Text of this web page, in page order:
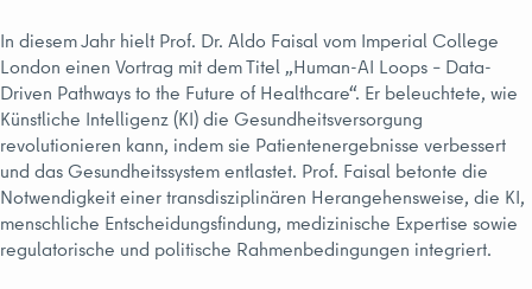
In diesem Jahr hielt Prof. Dr. Aldo Faisal vom Imperial College
London einen Vortrag mit dem Titel „Human-AI Loops – Data-
Driven Pathways to the Future of Healthcare“. Er beleuchtete, wie
Künstliche Intelligenz (KI) die Gesundheitsversorgung
revolutionieren kann, indem sie Patientenergebnisse verbessert
und das Gesundheitssystem entlastet. Prof. Faisal betonte die
Notwendigkeit einer transdisziplinären Herangehensweise, die KI,
menschliche Entscheidungsfindung, medizinische Expertise sowie
regulatorische und politische Rahmenbedingungen integriert.